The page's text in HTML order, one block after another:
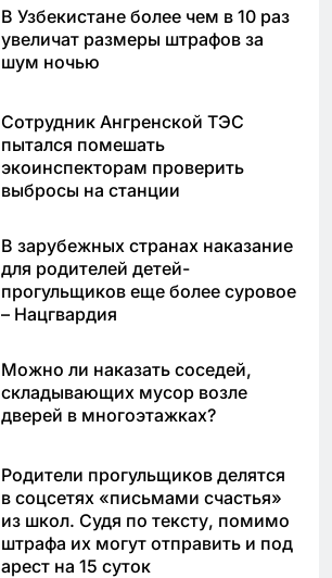
В Узбекистане более чем в 10 раз
увеличат размеры штрафов за
шум ночью
Сотрудник Ангренской ТЭС
пытался помешать
экоинспекторам проверить
выбросы на станции
В зарубежных странах наказание
для родителей детей-
прогульщиков еще более суровое
– Нацгвардия
Можно ли наказать соседей,
складывающих мусор возле
дверей в многоэтажках?
Родители прогульщиков делятся
в соцсетях «письмами счастья»
из школ. Судя по тексту, помимо
штрафа их могут отправить и под
арест на 15 суток